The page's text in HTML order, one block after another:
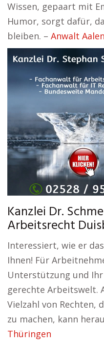
Wissen, gepaart mit
Humor, sorgt dafür,
bleiben. – Anwalt Aalen
Kanzlei Dr.
Arbeitsrecht
Interessiert, wie er
Ihnen! Für
Unterstützung und
gerechte Arbeitswelt.
Vielzahl von Rechten,
zu machen, kann
Thüringen